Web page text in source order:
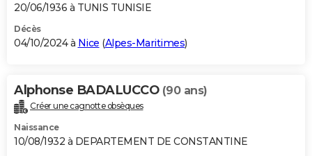
20/06/1936 à TUNIS TUNISIE
Décès
04/10/2024 à Nice (Alpes-Maritimes)
Alphonse BADALUCCO (90 ans)
Créer une cagnotte obsèques
Naissance
10/08/1932 à DEPARTEMENT DE CONSTANTINE